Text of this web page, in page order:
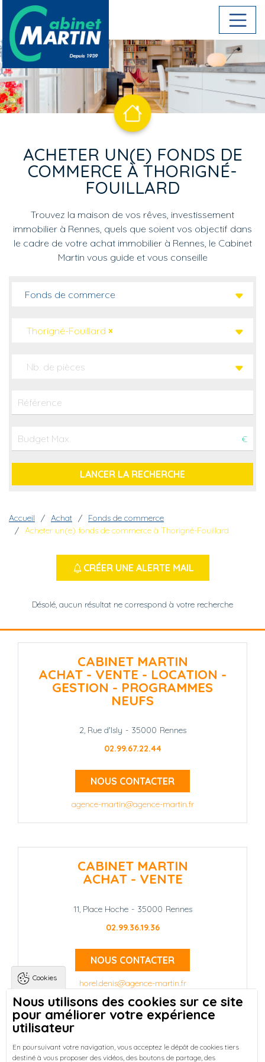
Aller au contenu principal
ACHETER UN(E) FONDS DE
COMMERCE À THORIGNÉ-
FOUILLARD
Trouvez la maison de vos rêves, investissement
immobilier à Rennes, quels que soient vos objectif dans
le cadre de votre achat immobilier à Rennes, le Cabinet
Martin vous guide et vous conseille
Fonds de commerce
×
Thorigné-Fouillard
Nb. de pièces
€
Fil d'Ariane
Accueil Achat
Fonds de commerce
Acheter un(e) fonds de commerce à Thorigné-Fouillard
CRÉER UNE ALERTE MAIL
Désolé, aucun résultat ne correspond à votre recherche
CABINET MARTIN
ACHAT - VENTE - LOCATION -
GESTION - PROGRAMMES
NEUFS
2, Rue d'Isly - 35000 Rennes
02.99.67.22.44
NOUS CONTACTER
agence-martin@agence-martin.fr
CABINET MARTIN
ACHAT - VENTE
11, Place Hoche - 35000 Rennes
02.99.36.19.36
NOUS CONTACTER
horel.denis@agence-martin.fr
Landing pagesQui sommes-nous ?
-
Réussir votre achat immobilier à Rennes
-
Cookies
Nous utilisons des cookies sur ce site
pour améliorer votre expérience
utilisateur
En poursuivant votre navigation, vous acceptez le dépôt de cookies tiers
destiné à vous proposer des vidéos, des boutons de partage, des